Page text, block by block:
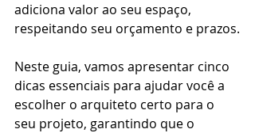
adiciona valor ao seu espaço,
respeitando seu orçamento e prazos.
Neste guia, vamos apresentar cinco
dicas essenciais para ajudar você a
escolher o arquiteto certo para o
seu projeto, garantindo que o